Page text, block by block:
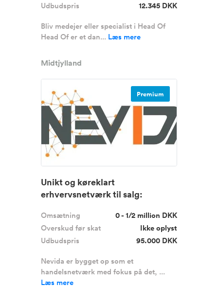
Udbudspris
12.345 DKK
Bliv medejer eller specialist i Head Of
Head Of er et dan... Læs mere
Midtjylland
Premium
Unikt og køreklart
erhvervsnetværk til salg:
Omsætning
0 - 1/2 million DKK
Overskud før skat
Ikke oplyst
Udbudspris
95.000 DKK
Nevida er bygget op som et
handelsnetværk med fokus på det, ...
Læs mere